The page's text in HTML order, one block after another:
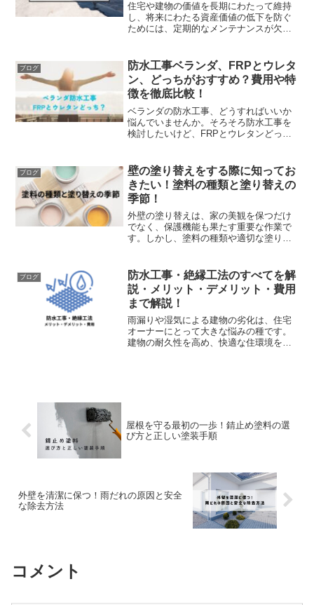
住宅や建物の価値を長期にわたって維持
し、将来にわたる資産価値の低下を防ぐ
ためには、定期的なメンテナンスが欠か
す。この記事では、資産所有者が防水工
事の耐用年数を理解し、適...
ブログ
防水工事ベランダ、FRPとウレタ
ン、どっちがおすすめ？費用や特
徴を徹底比較！
ベランダの防水工事、どうすればいいか
悩んでいませんか。そろそろ防水工事を
検討したいけど、FRPとウレタンどっち
何があるのか、そんな疑問をお持ちの方
のために、ベランダの防...
ブログ
壁の塗り替えをする際に知ってお
きたい！塗料の種類と塗り替えの
季節！
外壁の塗り替えは、家の美観を保つだけ
でなく、保護機能も果たす重要な作業で
す。しかし、塗料の種類や適切な塗り替
は、そんな方々が外壁塗り替えを検討す
る際に知っておくべき塗料の種...
ブログ
防水工事・絶縁工法のすべてを解
説・メリット・デメリット・費用
まで解説！
雨漏りや湿気による建物の劣化は、住宅
オーナーにとって大きな悩みの種です。
建物の耐久性を高め、快適な住環境を保
屋根を守る最初の一歩！錆止め塗料の選
び方と正しい塗装手順
外壁を清潔に保つ！雨だれの原因と安全
な除去方法
コメント